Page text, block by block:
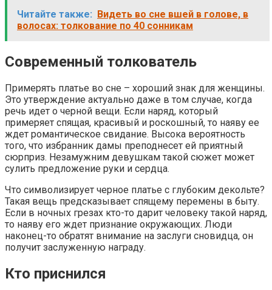
Читайте также: Видеть во сне вшей в голове, в
волосах: толкование по 40 сонникам
Современный толкователь
Примерять платье во сне – хороший знак для женщины.
Это утверждение актуально даже в том случае, когда
речь идет о черной вещи. Если наряд, который
примеряет спящая, красивый и роскошный, то наяву ее
ждет романтическое свидание. Высока вероятность
того, что избранник дамы преподнесет ей приятный
сюрприз. Незамужним девушкам такой сюжет может
сулить предложение руки и сердца.
Что символизирует черное платье с глубоким декольте?
Такая вещь предсказывает спящему перемены в быту.
Если в ночных грезах кто-то дарит человеку такой наряд,
то наяву его ждет признание окружающих. Люди
наконец-то обратят внимание на заслуги сновидца, он
получит заслуженную награду.
Кто приснился